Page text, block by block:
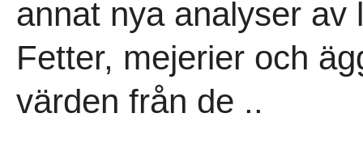
annat nya analyser av
Fetter, mejerier och
värden från de ..